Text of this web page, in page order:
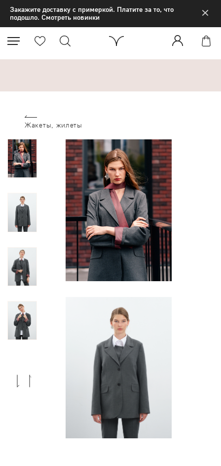
Закажите доставку с примеркой. Платите за то, что
подошло. Смотреть новинки
×
Жакеты, жилеты
Previous